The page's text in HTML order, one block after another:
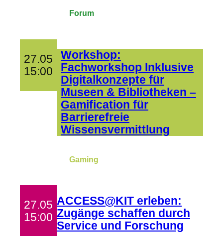
Forum
27.05
15:00
Workshop:
Fachworkshop Inklusive
Digitalkonzepte für
Museen & Bibliotheken –
Gamification für
Barrierefreie
Wissensvermittlung
Gaming
27.05
15:00
ACCESS@KIT erleben:
Zugänge schaffen durch
Service und Forschung